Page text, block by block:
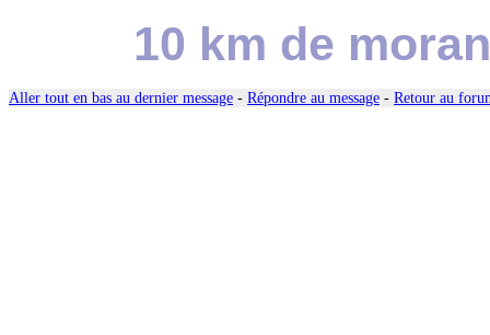
10 km de
Aller tout en bas au dernier message - Répondre au message - Retour au